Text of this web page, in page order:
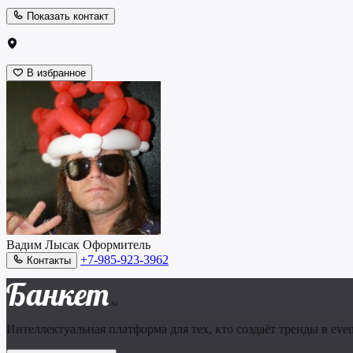
Показать контакт
В избранное
Вадим Лысак Оформитель
Контакты +7-985-923-3962
Банкет .ru
Интеллектуальная платформа для тех, кто создаёт тренды в